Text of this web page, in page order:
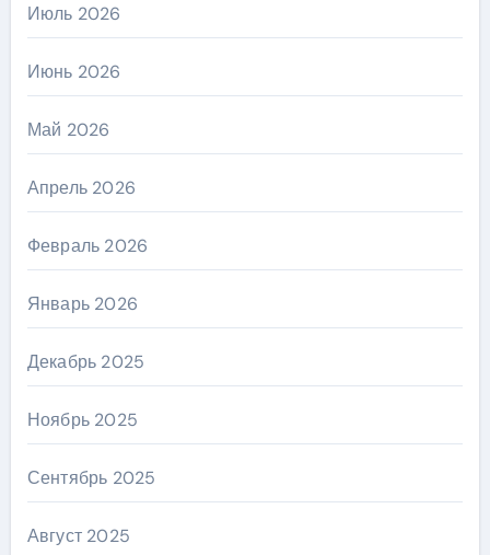
Июль 2026
Июнь 2026
Май 2026
Апрель 2026
Февраль 2026
Январь 2026
Декабрь 2025
Ноябрь 2025
Сентябрь 2025
Август 2025